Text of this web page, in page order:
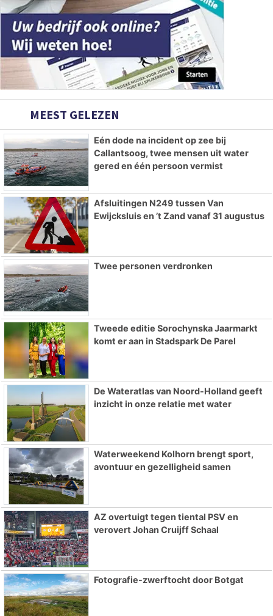
MEEST GELEZEN
Eén dode na incident op zee bij
Callantsoog, twee mensen uit water
gered en één persoon vermist
Afsluitingen N249 tussen Van
Ewijcksluis en ’t Zand vanaf 31 augustus
Twee personen verdronken
Tweede editie Sorochynska Jaarmarkt
komt er aan in Stadspark De Parel
De Wateratlas van Noord-Holland geeft
inzicht in onze relatie met water
Waterweekend Kolhorn brengt sport,
avontuur en gezelligheid samen
AZ overtuigt tegen tiental PSV en
verovert Johan Cruijff Schaal
Fotografie-zwerftocht door Botgat